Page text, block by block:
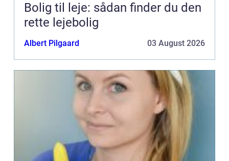
Bolig til leje: sådan finder du den
rette lejebolig
Albert Pilgaard 03 August 2026